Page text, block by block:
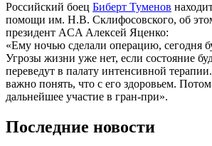
Российский боец Биберт Туменов
помощи им. Н.В. Склифосовского, об
президент ACA Алексей Яценко:
«Ему ночью сделали операцию, сегодня
Угрозы жизни уже нет, если состояние
переведут в палату интенсивной
важно понять, что с его здоровьем.
дальнейшее участие в гран-при».
Последние новости